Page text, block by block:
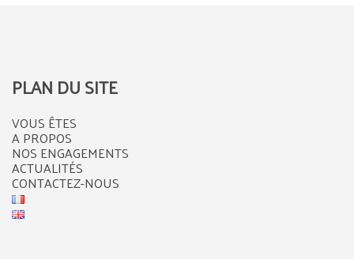
PLAN DU SITE
VOUS ÊTES
A PROPOS
NOS ENGAGEMENTS
ACTUALITÉS
CONTACTEZ-NOUS